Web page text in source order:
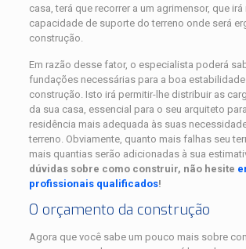
casa, terá que recorrer a um agrimensor, que irá
capacidade de suporte do terreno onde será
construção.
Em razão desse fator, o especialista poderá
fundações necessárias para a boa
construção. Isto irá permitir-lhe distribuir as
da sua casa, essencial para o seu arquiteto
residência mais adequada às suas
terreno. Obviamente, quanto mais falhas seu
mais quantias serão adicionadas à sua
dúvidas sobre como construir, não hesite
profissionais qualificados!
O orçamento da construção
Agora que você sabe um pouco mais sobre